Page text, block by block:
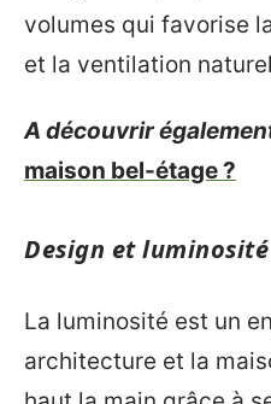
volumes qui favorise
et la ventilation
A découvrir
maison bel-étage ?
Design et luminosité
La luminosité est un
architecture et la